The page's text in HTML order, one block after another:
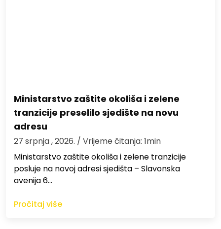
Ministarstvo zaštite okoliša i zelene
tranzicije preselilo sjedište na novu
adresu
27 srpnja , 2026. / Vrijeme čitanja: 1min
Ministarstvo zaštite okoliša i zelene tranzicije
posluje na novoj adresi sjedišta – Slavonska
avenija 6…
Pročitaj više